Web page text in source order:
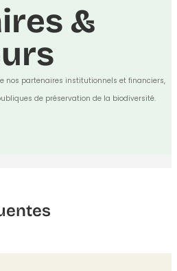
&
nos partenaires institutionnels et financiers,
de préservation de la biodiversité.